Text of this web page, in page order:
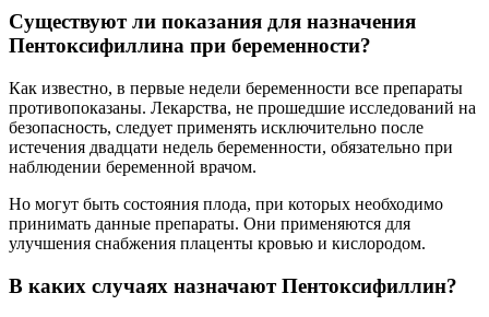
Существуют ли показания для назначения
Пентоксифиллина при беременности?
Как известно, в первые недели беременности все препараты
противопоказаны. Лекарства, не прошедшие исследований на
безопасность, следует применять исключительно после
истечения двадцати недель беременности, обязательно при
наблюдении беременной врачом.
Но могут быть состояния плода, при которых необходимо
принимать данные препараты. Они применяются для
улучшения снабжения плаценты кровью и кислородом.
В каких случаях назначают Пентоксифиллин?